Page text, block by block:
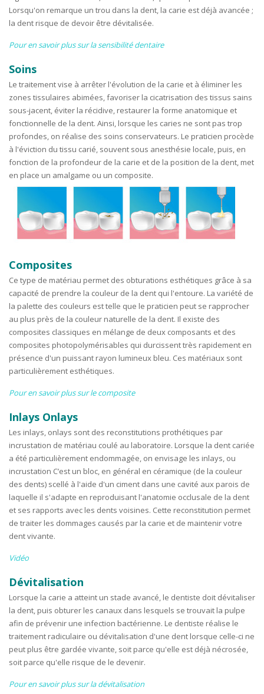
Lorsqu'on remarque un trou dans la dent, la carie est déjà avancée ;
la dent risque de devoir être dévitalisée.
Pour en savoir plus sur la sensibilité dentaire
Soins
Le traitement vise à arrêter l'évolution de la carie et à éliminer les
zones tissulaires abimées, favoriser la cicatrisation des tissus sains
sous-jacent, éviter la récidive, restaurer la forme anatomique et
fonctionnelle de la dent. Ainsi, lorsque les caries ne sont pas trop
profondes, on réalise des soins conservateurs. Le praticien procède
à l'éviction du tissu carié, souvent sous anesthésie locale, puis, en
fonction de la profondeur de la carie et de la position de la dent, met
en place un amalgame ou un composite.
Composites
Ce type de matériau permet des obturations esthétiques grâce à sa
capacité de prendre la couleur de la dent qui l'entoure. La variété de
la palette des couleurs est telle que le praticien peut se rapprocher
au plus près de la couleur naturelle de la dent. Il existe des
composites classiques en mélange de deux composants et des
composites photopolymérisables qui durcissent très rapidement en
présence d'un puissant rayon lumineux bleu. Ces matériaux sont
particulièrement esthétiques.
Pour en savoir plus sur le composite
Inlays Onlays
Les inlays, onlays sont des reconstitutions prothétiques par
incrustation de matériau coulé au laboratoire. Lorsque la dent cariée
a été particulièrement endommagée, on envisage les inlays, ou
incrustation C’est un bloc, en général en céramique (de la couleur
des dents) scellé à l'aide d'un ciment dans une cavité aux parois de
laquelle il s'adapte en reproduisant l'anatomie occlusale de la dent
et ses rapports avec les dents voisines. Cette reconstitution permet
de traiter les dommages causés par la carie et de maintenir votre
dent vivante.
Vidéo
Dévitalisation
Lorsque la carie a atteint un stade avancé, le dentiste doit dévitaliser
la dent, puis obturer les canaux dans lesquels se trouvait la pulpe
afin de prévenir une infection bactérienne. Le dentiste réalise le
traitement radiculaire ou dévitalisation d'une dent lorsque celle-ci ne
peut plus être gardée vivante, soit parce qu'elle est déjà nécrosée,
soit parce qu'elle risque de le devenir.
Pour en savoir plus sur la dévitalisation